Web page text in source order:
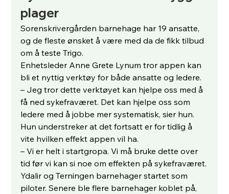
plager
Sorenskrivergården barnehage har 19 ansatte,
og de fleste ønsket å være med da de fikk tilbud
om å teste Trigo.
Enhetsleder Anne Grete Lynum tror appen kan
bli et nyttig verktøy for både ansatte og ledere.
– Jeg tror dette verktøyet kan hjelpe oss med å
få ned sykefraværet. Det kan hjelpe oss som
ledere med å jobbe mer systematisk, sier hun.
Hun understreker at det fortsatt er for tidlig å
vite hvilken effekt appen vil ha.
– Vi er helt i startgropa. Vi må bruke dette over
tid før vi kan si noe om effekten på sykefraværet.
Ydalir og Terningen barnehager startet som
piloter. Senere ble flere barnehager koblet på,